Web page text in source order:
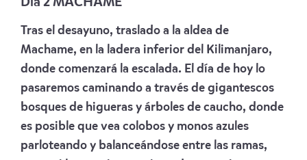
Día 2 MACHAME
Tras el desayuno, traslado a la aldea de
Machame, en la ladera inferior del Kilimanjaro,
donde comenzará la escalada. El día de hoy lo
pasaremos caminando a través de gigantescos
bosques de higueras y árboles de caucho, donde
es posible que vea colobos y monos azules
parloteando y balanceándose entre las ramas,